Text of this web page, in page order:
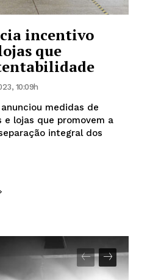
incentivo
que
10:09h
medidas de
lojas que promovem a
integral dos